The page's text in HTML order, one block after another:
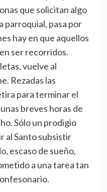
que solicitan algo
parroquial, pasa por
hay en que aquellos
ser recorridos.
vuelve al
Rezadas las
para terminar el
breves horas de
Sólo un prodigio
al Santo subsistir
escaso de sueño,
a una tarea tan